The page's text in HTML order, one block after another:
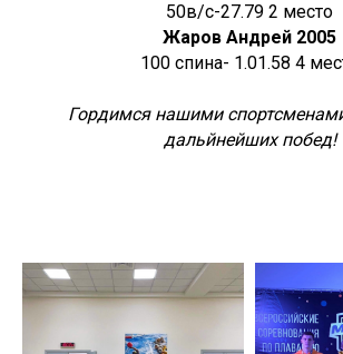
50в/с-27.79 2 место
Жаров Андрей 2005
100 спина- 1.01.58 4
Гордимся нашими
дальйнейших побед!